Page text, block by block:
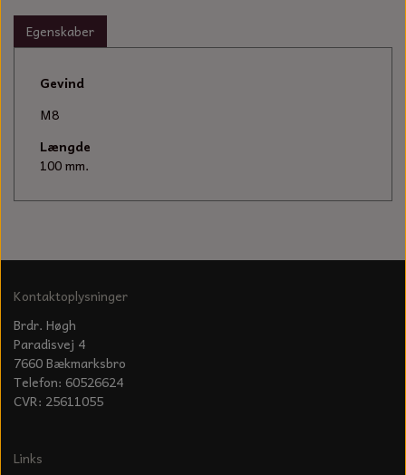
Egenskaber
Gevind
M8
Længde
100 mm.
Kontaktoplysninger
Brdr. Høgh
Paradisvej 4
7660 Bækmarksbro
Telefon: 60526624
CVR: 25611055
Links